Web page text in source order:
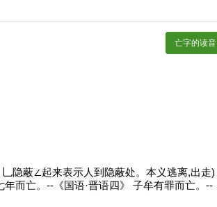
亡字的读音
隐蔽∠起来表示人到隐蔽处。本义逃离,出走)
而亡。--《国语·晋语四》 子牟有罪而亡。--